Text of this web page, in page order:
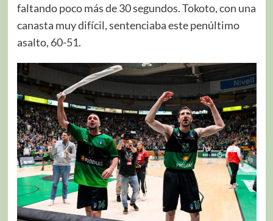
faltando poco más de 30 segundos. Tokoto, con una
canasta muy difícil, sentenciaba este penúltimo
asalto, 60-51.